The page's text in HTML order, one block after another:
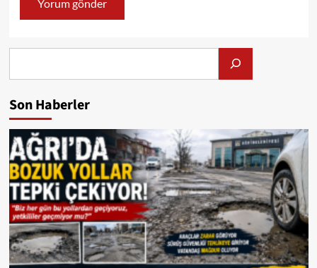
Son Haberler